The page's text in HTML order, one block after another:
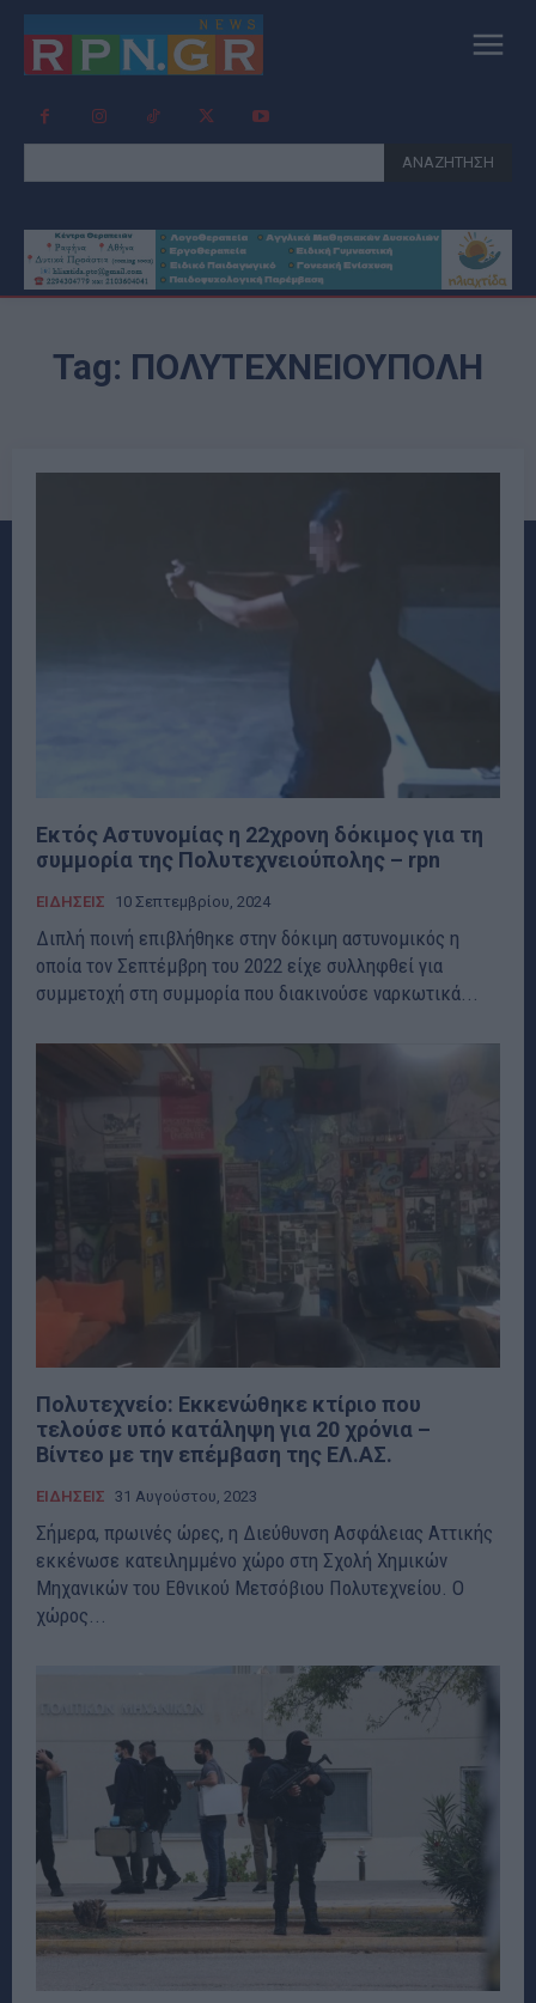
ΑΝΑΖΗΤΗΣΗ
Tag: ΠΟΛΥΤΕΧΝΕΙΟΥΠΟΛΗ
Εκτός Αστυνομίας η 22χρονη δόκιμος για τη
συμμορία της Πολυτεχνειούπολης – rpn
ΕΙΔΗΣΕΙΣ 10 Σεπτεμβρίου, 2024
Διπλή ποινή επιβλήθηκε στην δόκιμη αστυνομικός η
οποία τον Σεπτέμβρη του 2022 είχε συλληφθεί για
συμμετοχή στη συμμορία που διακινούσε ναρκωτικά...
Πολυτεχνείο: Εκκενώθηκε κτίριο που
τελούσε υπό κατάληψη για 20 χρόνια –
Βίντεο με την επέμβαση της ΕΛ.ΑΣ.
ΕΙΔΗΣΕΙΣ 31 Αυγούστου, 2023
Σήμερα, πρωινές ώρες, η Διεύθυνση Ασφάλειας Αττικής
εκκένωσε κατειλημμένο χώρο στη Σχολή Χημικών
Μηχανικών του Εθνικού Μετσόβιου Πολυτεχνείου. Ο
χώρος...